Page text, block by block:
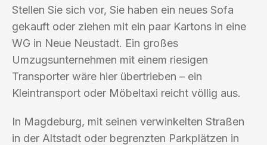
Stellen Sie sich vor, Sie haben ein neues Sofa
gekauft oder ziehen mit ein paar Kartons in eine
WG in Neue Neustadt. Ein großes
Umzugsunternehmen mit einem riesigen
Transporter wäre hier übertrieben – ein
Kleintransport oder Möbeltaxi reicht völlig aus.
In Magdeburg, mit seinen verwinkelten Straßen
in der Altstadt oder begrenzten Parkplätzen in